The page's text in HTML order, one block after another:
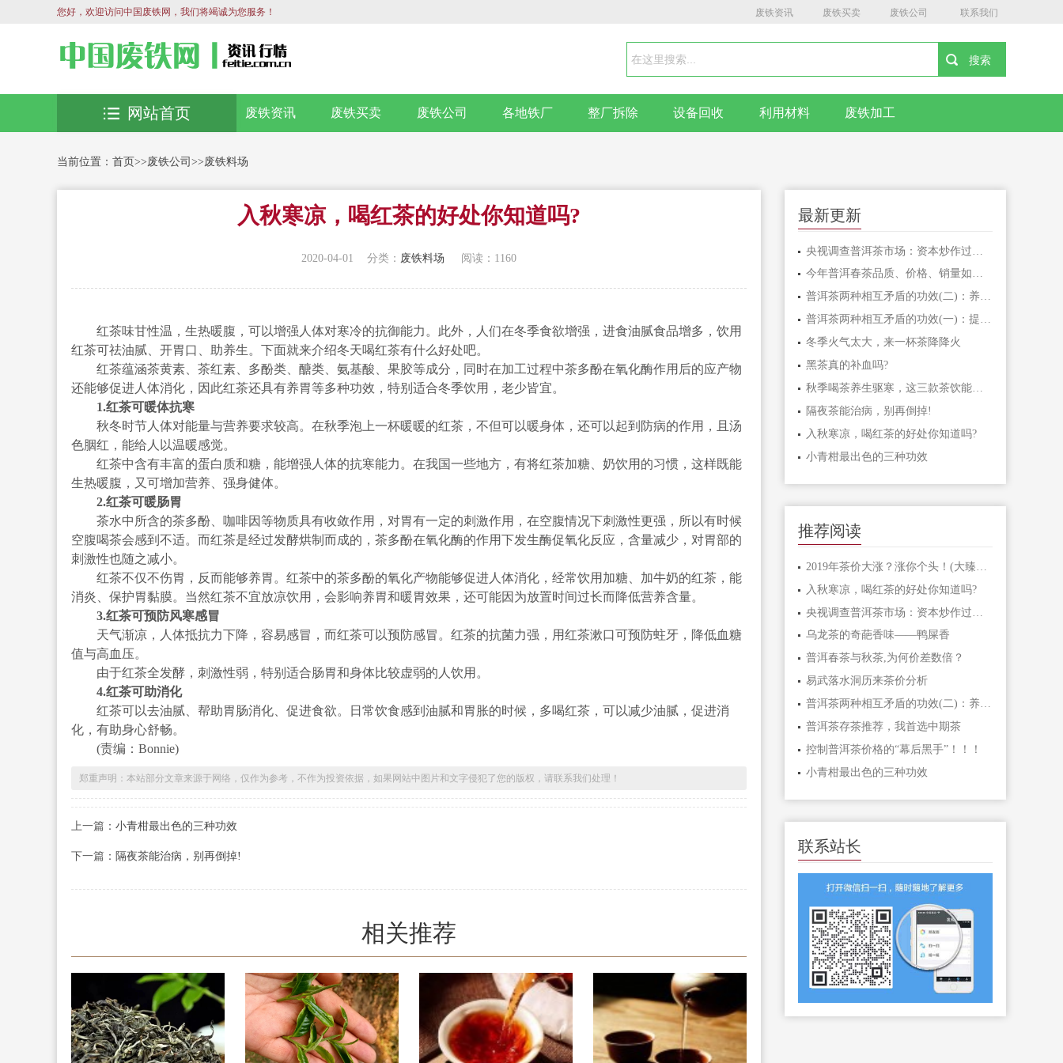
您好，欢迎访问中国废铁网，我们将竭诚为您服务！ 废铁资讯 废铁买卖 废铁公司 联系我们
废铁资讯 废铁买卖 废铁公司 各地铁厂 整厂拆除 设备回收 利用材料 废铁加工
网站首页
当前位置： 首页>>废铁公司 >>废铁料场
入秋寒凉，喝红茶的好处你知道吗?
2020-04-01 分类： 废铁料场 阅读：1160
红茶味甘性温，生热暖腹，可以增强人体对寒冷的抗御能力。此外，人们在冬季食欲增强，进食油腻食品增多，饮用
红茶可祛油腻、开胃口、助养生。下面就来介绍冬天喝红茶有什么好处吧。
红茶蕴涵茶黄素、茶红素、多酚类、醣类、氨基酸、果胶等成分，同时在加工过程中茶多酚在氧化酶作用后的应产物
还能够促进人体消化，因此红茶还具有养胃等多种功效，特别适合冬季饮用，老少皆宜。
1.红茶可暖体抗寒
秋冬时节人体对能量与营养要求较高。在秋季泡上一杯暖暖的红茶，不但可以暖身体，还可以起到防病的作用，且汤
色胭红，能给人以温暖感觉。
红茶中含有丰富的蛋白质和糖，能增强人体的抗寒能力。在我国一些地方，有将红茶加糖、奶饮用的习惯，这样既能
生热暖腹，又可增加营养、强身健体。
2.红茶可暖肠胃
茶水中所含的茶多酚、咖啡因等物质具有收敛作用，对胃有一定的刺激作用，在空腹情况下刺激性更强，所以有时候
空腹喝茶会感到不适。而红茶是经过发酵烘制而成的，茶多酚在氧化酶的作用下发生酶促氧化反应，含量减少，对胃部的
刺激性也随之减小。
红茶不仅不伤胃，反而能够养胃。红茶中的茶多酚的氧化产物能够促进人体消化，经常饮用加糖、加牛奶的红茶，能
消炎、保护胃黏膜。当然红茶不宜放凉饮用，会影响养胃和暖胃效果，还可能因为放置时间过长而降低营养含量。
3.红茶可预防风寒感冒
天气渐凉，人体抵抗力下降，容易感冒，而红茶可以预防感冒。红茶的抗菌力强，用红茶漱口可预防蛀牙，降低血糖
值与高血压。
由于红茶全发酵，刺激性弱，特别适合肠胃和身体比较虚弱的人饮用。
4.红茶可助消化
红茶可以去油腻、帮助胃肠消化、促进食欲。日常饮食感到油腻和胃胀的时候，多喝红茶，可以减少油腻，促进消
化，有助身心舒畅。
(责编：Bonnie)
郑重声明：本站部分文章来源于网络，仅作为参考，不作为投资依据，如果网站中图片和文字侵犯了您的版权，请联系我们处理！
上一篇： 小青柑最出色的三种功效
下一篇： 隔夜茶能治病，别再倒掉!
相关推荐
最新更新
今年普洱春茶品质、价格、销量如何？
普洱茶两种相互矛盾的功效(二)：养胃和伤胃
普洱茶两种相互矛盾的功效(一)：提神和安神
冬季火气太大，来一杯茶降降火
黑茶真的补血吗?
秋季喝茶养生驱寒，这三款茶饮能暖身
隔夜茶能治病，别再倒掉!
入秋寒凉，喝红茶的好处你知道吗?
小青柑最出色的三种功效
推荐阅读
入秋寒凉，喝红茶的好处你知道吗?
乌龙茶的奇葩香味——鸭屎香
普洱春茶与秋茶,为何价差数倍？
易武落水洞历来茶价分析
普洱茶两种相互矛盾的功效(二)：养胃和伤胃
普洱茶存茶推荐，我首选中期茶
控制普洱茶价格的“幕后黑手”！！！
小青柑最出色的三种功效
联系站长